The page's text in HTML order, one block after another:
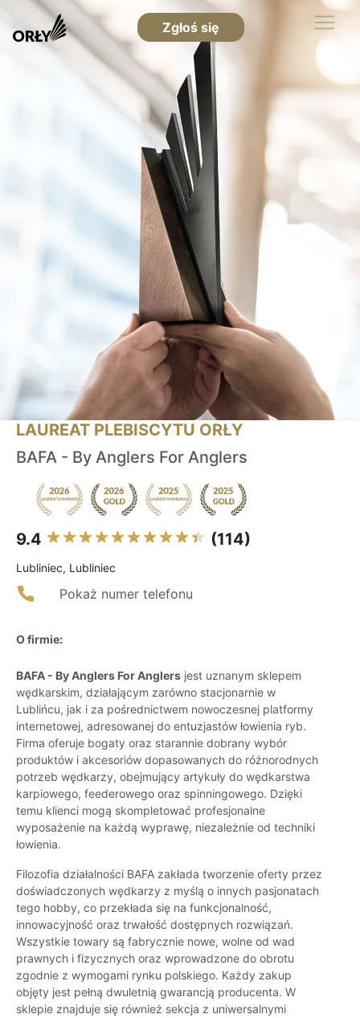
Zgłoś się
LAUREAT PLEBISCYTU ORŁY
BAFA - By Anglers For Anglers
9.4 (114)
Lubliniec, Lubliniec
Pokaż numer telefonu
O firmie:
BAFA - By Anglers For Anglers jest uznanym sklepem
wędkarskim, działającym zarówno stacjonarnie w
Lublińcu, jak i za pośrednictwem nowoczesnej platformy
internetowej, adresowanej do entuzjastów łowienia ryb.
Firma oferuje bogaty oraz starannie dobrany wybór
produktów i akcesoriów dopasowanych do różnorodnych
potrzeb wędkarzy, obejmujący artykuły do wędkarstwa
karpiowego, feederowego oraz spinningowego. Dzięki
temu klienci mogą skompletować profesjonalne
wyposażenie na każdą wyprawę, niezależnie od techniki
łowienia.
Filozofia działalności BAFA zakłada tworzenie oferty przez
doświadczonych wędkarzy z myślą o innych pasjonatach
tego hobby, co przekłada się na funkcjonalność,
innowacyjność oraz trwałość dostępnych rozwiązań.
Wszystkie towary są fabrycznie nowe, wolne od wad
prawnych i fizycznych oraz wprowadzone do obrotu
zgodnie z wymogami rynku polskiego. Każdy zakup
objęty jest pełną dwuletnią gwarancją producenta. W
sklepie znajduje się również sekcja z uniwersalnymi